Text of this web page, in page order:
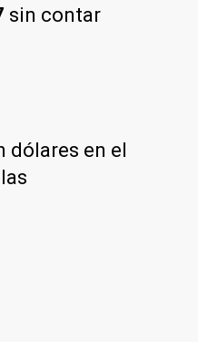
sin contar
dólares en el